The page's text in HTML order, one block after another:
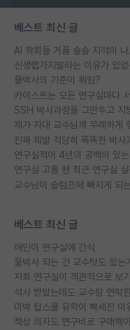
베스트 최신 글
AI 학회들 거품 슬슬 지적이 나
신생랩가지말라는 이유가 있
물박사의 기준이 뭐임?
카이스트는 모든 연구실마다
제가 자대 교수님께 무례하게
연구실적이 4년의 공백이 있
연구실 고를 땐 최근 연구실
교수님이 슬럼프에 빠지게 되
베스트 최신 글
애인이 연구실에 간식
물박사 되는 건 교수탓도 있는
저희 연구실이 객관적으로 보
석사 받았는데도 교수랑 연락
미박 탑스쿨 유학이 빡세진 이
책상 의자도 연구비로 구매해